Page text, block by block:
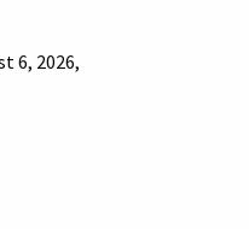
6, 2026,